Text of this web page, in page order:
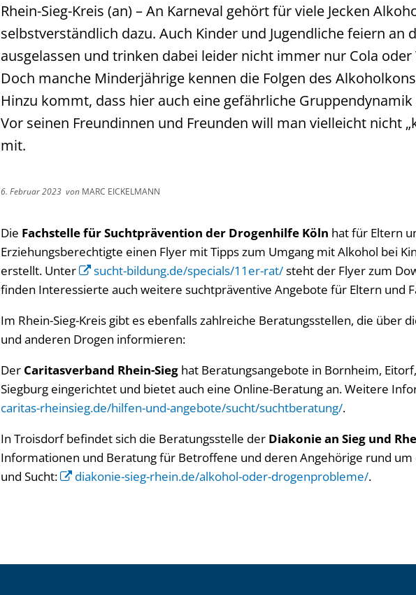
Rhein-Sieg-Kreis (an) – An Karneval gehört für viele Jecken
selbstverständlich dazu. Auch Kinder und Jugendliche feiern an
ausgelassen und trinken dabei leider nicht immer nur Cola oder
Doch manche Minderjährige kennen die Folgen des
Hinzu kommt, dass hier auch eine gefährliche
Vor seinen Freundinnen und Freunden will man vielleicht nicht
mit.
6. Februar 2023 von MARC EICKELMANN
Die Fachstelle für Suchtprävention der Drogenhilfe Köln hat für Eltern
Erziehungsberechtigte einen Flyer mit Tipps zum Umgang mit Alkohol bei
erstellt. Unter
sucht-bildung.de/specials/11er-rat/steht der Flyer zum
finden Interessierte auch weitere suchtpräventive Angebote für Eltern und
Im Rhein-Sieg-Kreis gibt es ebenfalls zahlreiche Beratungsstellen, die über
und anderen Drogen informieren:
Der Caritasverband Rhein-Sieg hat Beratungsangebote in Bornheim,
Siegburg eingerichtet und bietet auch eine Online-Beratung an. Weitere
caritas-rheinsieg.de/hilfen-und-angebote/sucht/suchtberatung/.
In Troisdorf befindet sich die Beratungsstelle der Diakonie an Sieg und
Informationen und Beratung für Betroffene und deren Angehörige rund um
und Sucht:
diakonie-sieg-rhein.de/alkohol-oder-drogenprobleme/.